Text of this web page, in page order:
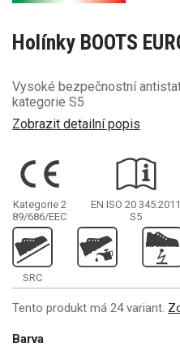
Holínky BOOTS
Vysoké bezpečnostní
kategorie S5
Zobrazit detailní popis
Kategorie 2
89/686/EEC
EN ISO 20 345:2011
S5
SRC
Tento produkt má 24 variant.
Barva